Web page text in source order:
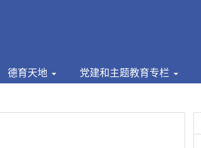
德育天地 党建和主题教育专栏